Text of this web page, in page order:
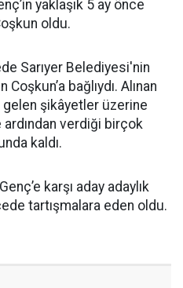
yaklaşık 5 ay önce
oldu.
Sarıyer Belediyesi'nin
bağlıydı. Alınan
şikâyetler üzerine
ardından verdiği birçok
kaldı.
karşı aday adaylık
tartışmalara eden oldu.